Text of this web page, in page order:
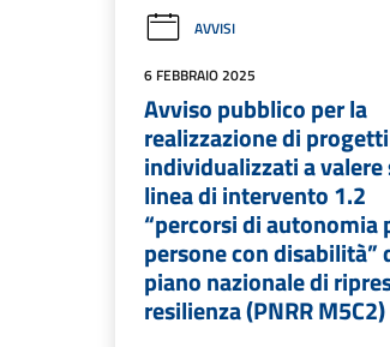
AVVISI
6 FEBBRAIO 2025
Avviso pubblico per la
realizzazione di progetti
individualizzati a valere
linea di intervento 1.2
“percorsi di autonomia
persone con disabilità”
piano nazionale di
resilienza (PNRR M5C2)